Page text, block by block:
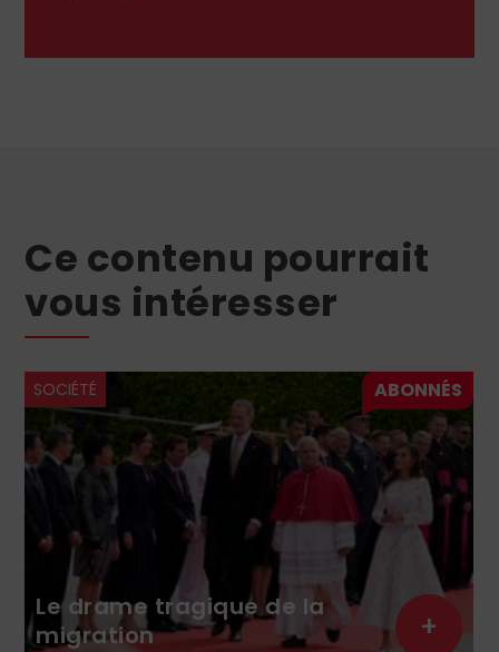
Ce contenu pourrait
vous intéresser
de la
+
SOCIÉTÉ
Le
pensée sous
férule de